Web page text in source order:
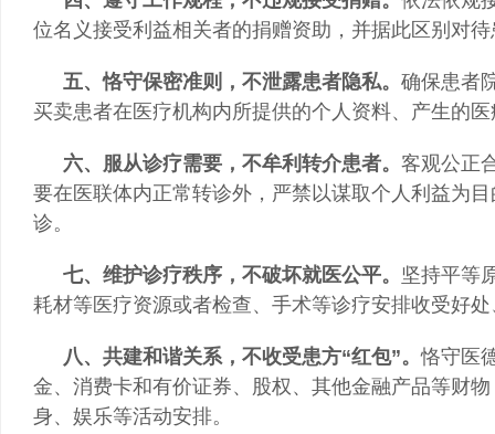
位名义接受利益相关者的捐赠资助，并据此区别对
五、恪守保密准则，不泄露患者隐私。 确保患者
买卖患者在医疗机构内所提供的个人资料、产生的
六、服从诊疗需要，不牟利转介患者。 客观公正
要在医联体内正常转诊外，严禁以谋取个人利益为
诊。
七、维护诊疗秩序，不破坏就医公平。 坚持平等
耗材等医疗资源或者检查、手术等诊疗安排收受好
八、共建和谐关系，不收受患方“红包”。恪守医
金、消费卡和有价证券、股权、其他金融产品等财
身、娱乐等活动安排。